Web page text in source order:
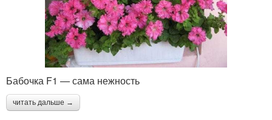
Бабочка F1 — сама нежность
читать дальше →